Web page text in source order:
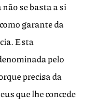
se basta a si
garante da
Esta
pelo
precisa da
que lhe concede